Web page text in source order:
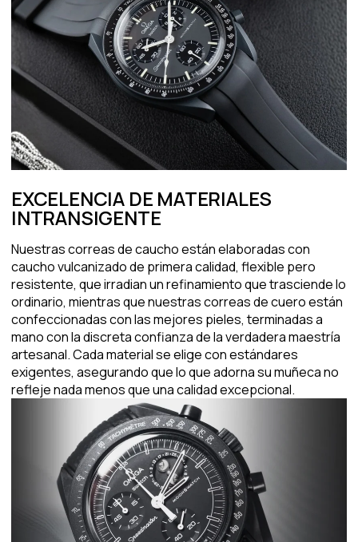
EXCELENCIA DE MATERIALES
INTRANSIGENTE
Nuestras correas de caucho están elaboradas con
caucho vulcanizado de primera calidad, flexible pero
resistente, que irradian un refinamiento que trasciende lo
ordinario, mientras que nuestras correas de cuero están
confeccionadas con las mejores pieles, terminadas a
mano con la discreta confianza de la verdadera maestría
artesanal. Cada material se elige con estándares
exigentes, asegurando que lo que adorna su muñeca no
refleje nada menos que una calidad excepcional.